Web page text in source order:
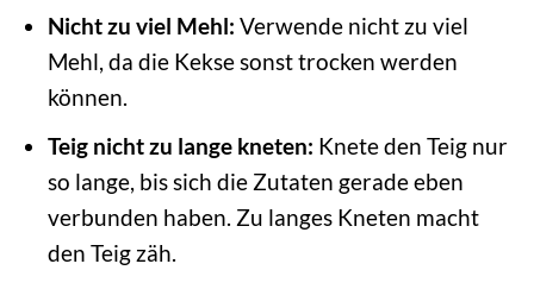
Nicht zu viel Mehl: Verwende nicht zu viel
Mehl, da die Kekse sonst trocken werden
können.
Teig nicht zu lange kneten: Knete den Teig nur
so lange, bis sich die Zutaten gerade eben
verbunden haben. Zu langes Kneten macht
den Teig zäh.